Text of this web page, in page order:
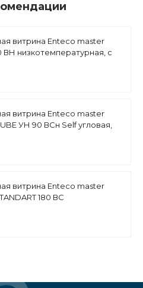
витрина Enteco master
низкотемпературная, с
витрина Enteco master
УН 90 ВСн Self угловая,
витрина Enteco master
180 ВС